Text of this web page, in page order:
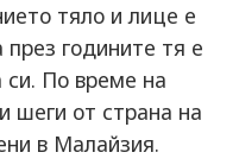
тяло и лице е
годините тя е
си. По време на
шеги от страна на
в Малайзия.